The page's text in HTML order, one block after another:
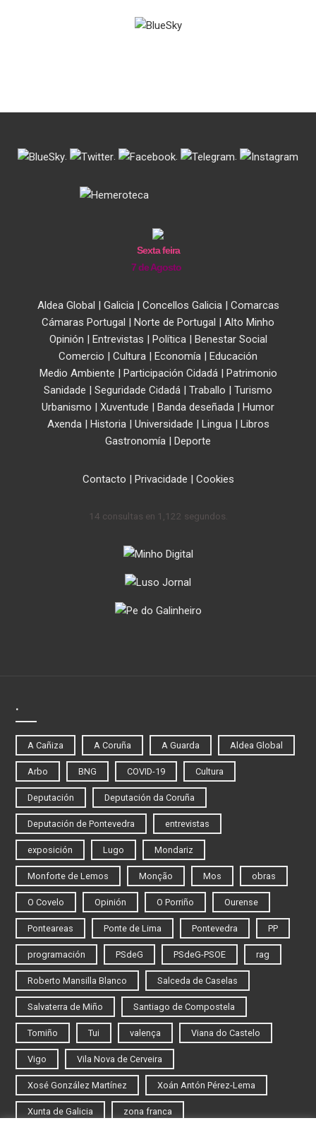
. . . .
Sexta feira
7 de Agosto
Aldea Global | Galicia| Concellos Galicia| Comarcas
Cámaras Portugal | Norte de Portugal | Alto Minho
Opinión | Entrevistas | Política| Benestar Social
Comercio | Cultura | Economía | Educación
Medio Ambiente | Participación Cidadá| Patrimonio
Sanidade | Seguridade Cidadá | Traballo | Turismo
Urbanismo | Xuventude | Banda deseñada | Humor
Axenda| Historia| Universidade | Lingua| Libros
Gastronomía | Deporte
Contacto | Privacidade | Cookies
14 consultas en 1,122 segundos.
.
A Cañiza A Coruña A Guarda Aldea Global
Arbo BNG COVID-19 Cultura
Deputación Deputación da Coruña
Deputación de Pontevedra entrevistas
exposición Lugo Mondariz
Monforte de Lemos Monção Mos obras
O Covelo Opinión O Porriño Ourense
Ponteareas Ponte de Lima Pontevedra PP
programación PSdeG PSdeG-PSOE rag
Roberto Mansilla Blanco Salceda de Caselas
Salvaterra de Miño Santiago de Compostela
Tomiño Tui valença Viana do Castelo
Vigo Vila Nova de Cerveira
Xosé González Martínez Xoán Antón Pérez-Lema
Xunta de Galicia zona franca